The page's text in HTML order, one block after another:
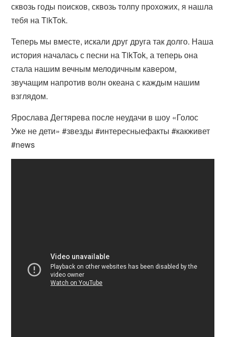
сквозь годы поисков, сквозь толпу прохожих, я нашла
тебя на TikTok.
Теперь мы вместе, искали друг друга так долго. Наша
история началась с песни на TikTok, а теперь она
стала нашим вечным мелодичным кавером,
звучащим напротив волн океана с каждым нашим
взглядом.
Ярослава Дегтярева после неудачи в шоу «Голос
Уже не дети» #звезды #интересныефакты #какживет
#news